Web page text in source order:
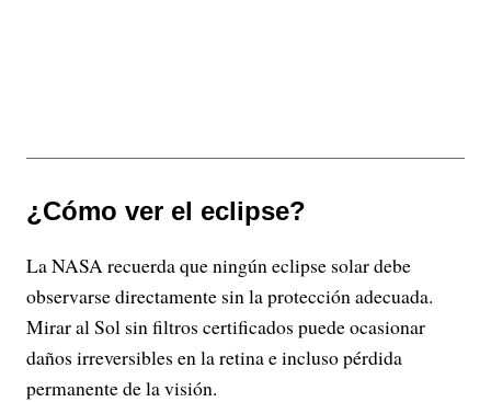
¿Cómo ver el eclipse?
La NASA recuerda que ningún eclipse solar debe
observarse directamente sin la protección adecuada.
Mirar al Sol sin filtros certificados puede ocasionar
daños irreversibles en la retina e incluso pérdida
permanente de la visión.